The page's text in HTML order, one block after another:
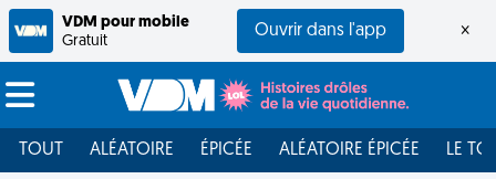
VDM pour mobile
Gratuit
Ouvrir dans l'app ×
TOUT ALÉATOIRE ÉPICÉE ALÉATOIRE ÉPICÉE LE